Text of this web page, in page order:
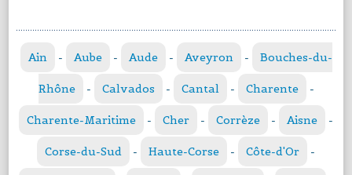
Ain - Aube - Aude - Aveyron - Bouches-du-
Rhône - Calvados - Cantal - Charente -
Charente-Maritime - Cher - Corrèze - Aisne -
Corse-du-Sud - Haute-Corse - Côte-d'Or -